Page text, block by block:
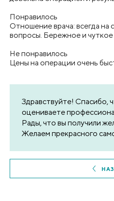
Понравилось
Отношение врача: всегда на
вопросы. Бережное и
Не понравилось
Цены на операции очень
Здравствуйте! Спасибо,
оцениваете
Рады, что вы получили
Желаем прекрасного